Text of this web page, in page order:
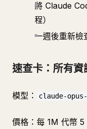
將 Claude
程）
一週後重新檢
速查卡：所有資
模型： claude-
價格：每 1M 代幣